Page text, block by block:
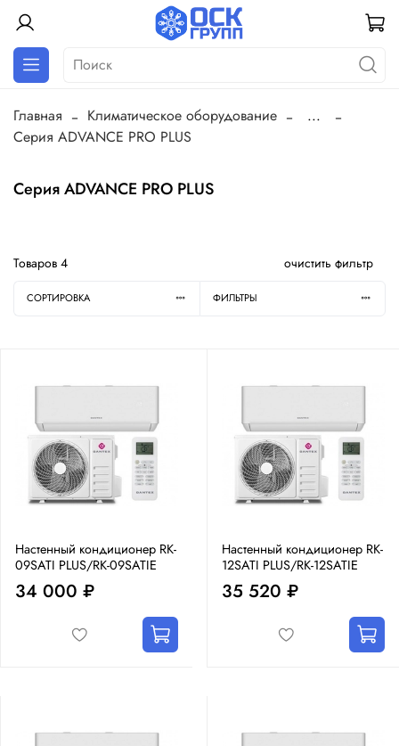
Главная Климатическое оборудование
...
Серия ADVANCE PRO PLUS
Серия ADVANCE PRO PLUS
Товаров 4 очистить фильтр
СОРТИРОВКА ФИЛЬТРЫ
Настенный кондиционер RK-
09SATI PLUS/RK-09SATIE
34 000 ₽
Настенный кондиционер RK-
12SATI PLUS/RK-12SATIE
35 520 ₽